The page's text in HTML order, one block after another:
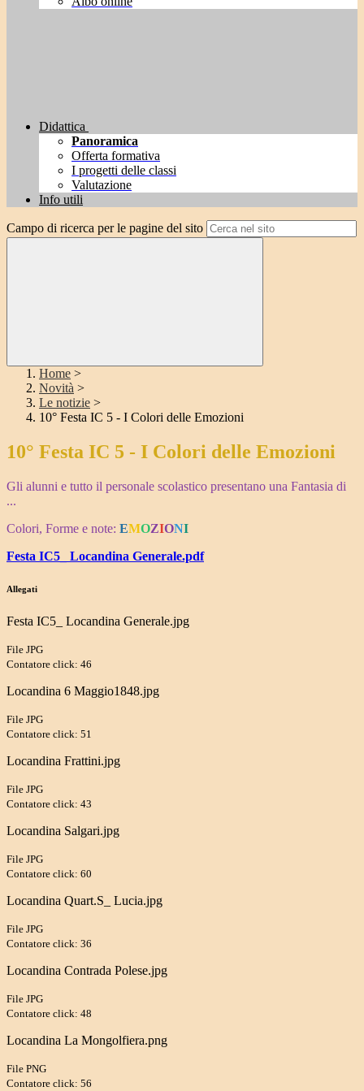
Didattica
Panoramica
Offerta formativa
I progetti delle classi
Valutazione
Info utili
Campo di ricerca per le pagine del sito
Home >
Novità >
Le notizie >
10° Festa IC 5 - I Colori delle Emozioni
10° Festa IC 5 - I Colori delle Emozioni
Gli alunni e tutto il personale scolastico presentano una Fantasia di
...
Colori, Forme e note: EMOZIONI
Festa IC5_ Locandina Generale.pdf
Allegati
Festa IC5_ Locandina Generale.jpg
File JPG
Contatore click: 46
Locandina 6 Maggio1848.jpg
File JPG
Contatore click: 51
Locandina Frattini.jpg
File JPG
Contatore click: 43
Locandina Salgari.jpg
File JPG
Contatore click: 60
Locandina Quart.S_ Lucia.jpg
File JPG
Contatore click: 36
Locandina Contrada Polese.jpg
File JPG
Contatore click: 48
Locandina La Mongolfiera.png
File PNG
Contatore click: 56